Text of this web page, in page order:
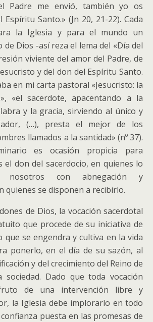
Padre me envió, también yo os
Santo.» (Jn 20, 21-22). Cada
la Iglesia y para el mundo un
Dios -así reza el lema del «Día del
viviente del amor del Padre, de
y del don del Espíritu Santo.
en mi carta pastoral «Jesucristo: la
«el sacerdote, apacentando a la
y la gracia, sirviendo al único y
(…), presta el mejor de los
llamados a la santidad» (nº 37).
es ocasión propicia para
el don del sacerdocio, en quienes lo
nosotros con abnegación y
quienes se disponen a recibirlo.
de Dios, la vocación sacerdotal
que procede de su iniciativa de
que se engendra y cultiva en la vida
ponerlo, en el día de su sazón, al
y del crecimiento del Reino de
sociedad. Dado que toda vocación
de una intervención libre y
la Iglesia debe implorarlo en todo
puesta en las promesas de